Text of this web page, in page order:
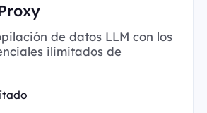
de datos LLM con los
ilimitados de